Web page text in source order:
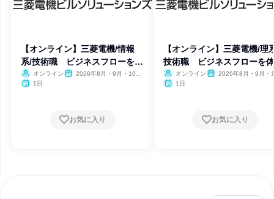
【オンライン】三菱電機/情報
系/技術職 ビジネスフローを体
感
オンライン
2026年8月・9月・10
1日
お気に入り
【オンライン】三菱電機/理
技術職 ビジネスフローを
オンライン
2026年8月・9月・
1日
お気に入り